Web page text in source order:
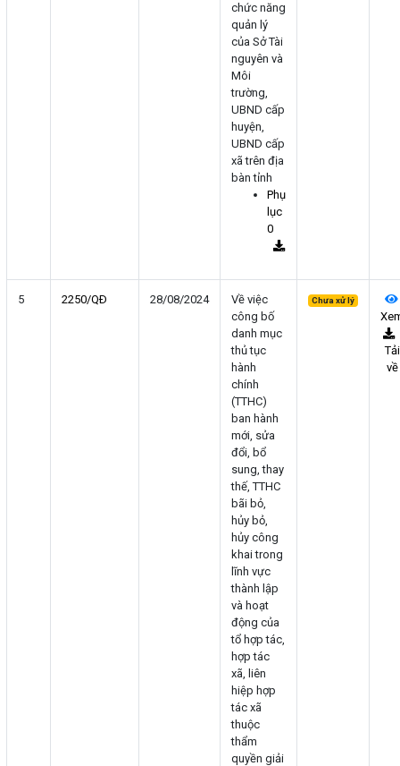
chức năng
quản lý
của Sở Tài
nguyên và
Môi
trường,
UBND cấp
huyện,
UBND cấp
xã trên địa
bàn tỉnh
Phụ
lục
0
5 2250/QÐ 28/08/2024
Về việc
công bố
danh mục
thủ tục
hành
chính
(TTHC)
ban hành
mới, sửa
đổi, bổ
sung, thay
thế, TTHC
bãi bỏ,
hủy bỏ,
hủy công
khai trong
lĩnh vực
thành lập
và hoạt
động của
tổ hợp tác,
hợp tác
xã, liên
hiệp hợp
tác xã
thuộc
thẩm
quyền giải
Chưa xử lý
Tải
về